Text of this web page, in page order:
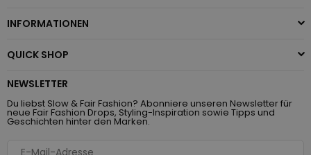
INFORMATIONEN
QUICK SHOP
NEWSLETTER
Du liebst Slow & Fair Fashion? Abonniere unseren Newsletter für
neue Fair Fashion Drops, Styling-Inspiration sowie Tipps und
Geschichten hinter den Marken.